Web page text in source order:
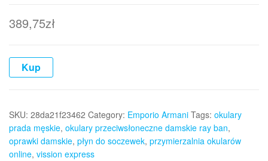
389,75zł
Kup
SKU: 28da21f23462 Category: Emporio Armani Tags: okulary
prada męskie, okulary przeciwsłoneczne damskie ray ban,
oprawki damskie, płyn do soczewek, przymierzalnia okularów
online, vission express